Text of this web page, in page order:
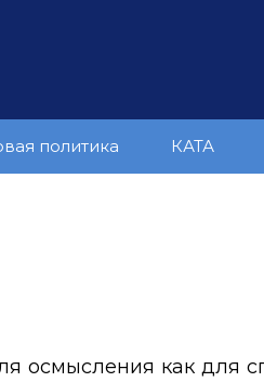
политика КАТА
осмысления как для